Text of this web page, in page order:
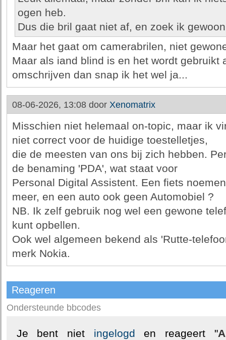
ogen heb.
Dus die bril gaat niet af, en zoek ik
Maar het gaat om camerabrilen, niet
Maar als iand blind is en het wordt gebruikt
omschrijven dan snap ik het wel ja...
08-06-2026, 13:08 door Xenomatrix
Misschien niet helemaal on-topic, maar ik
niet correct voor de huidige toestelletjes,
die de meesten van ons bij zich hebben.
de benaming 'PDA', wat staat voor
Personal Digital Assistent. Een fiets
meer, en een auto ook geen Automobiel ?
NB. Ik zelf gebruik nog wel een gewone
kunt opbellen.
Ook wel algemeen bekend als 'Rutte-
merk Nokia.
Reageren
Ondersteunde bbcodes
Je bent niet ingelogd en reageert "